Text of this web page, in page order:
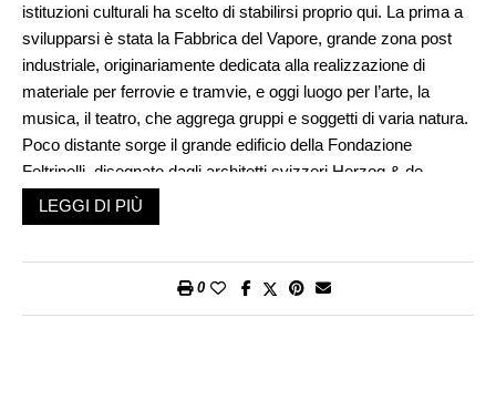
istituzioni culturali ha scelto di stabilirsi proprio qui. La prima a
svilupparsi è stata la Fabbrica del Vapore, grande zona post
industriale, originariamente dedicata alla realizzazione di
materiale per ferrovie e tramvie, e oggi luogo per l’arte, la
musica, il teatro, che aggrega gruppi e soggetti di varia natura.
Poco distante sorge il grande edificio della Fondazione
Feltrinelli, disegnato dagli architetti svizzeri Herzog & de
Meuron e inaugurato nel 2016.
Ma è un altro lo spazio che oggi mi interessa visitare. Entro da
effetti, negli anni Trenta, era l’ingresso di un deposito dei tram,
LEGGI DI PIÙ
0